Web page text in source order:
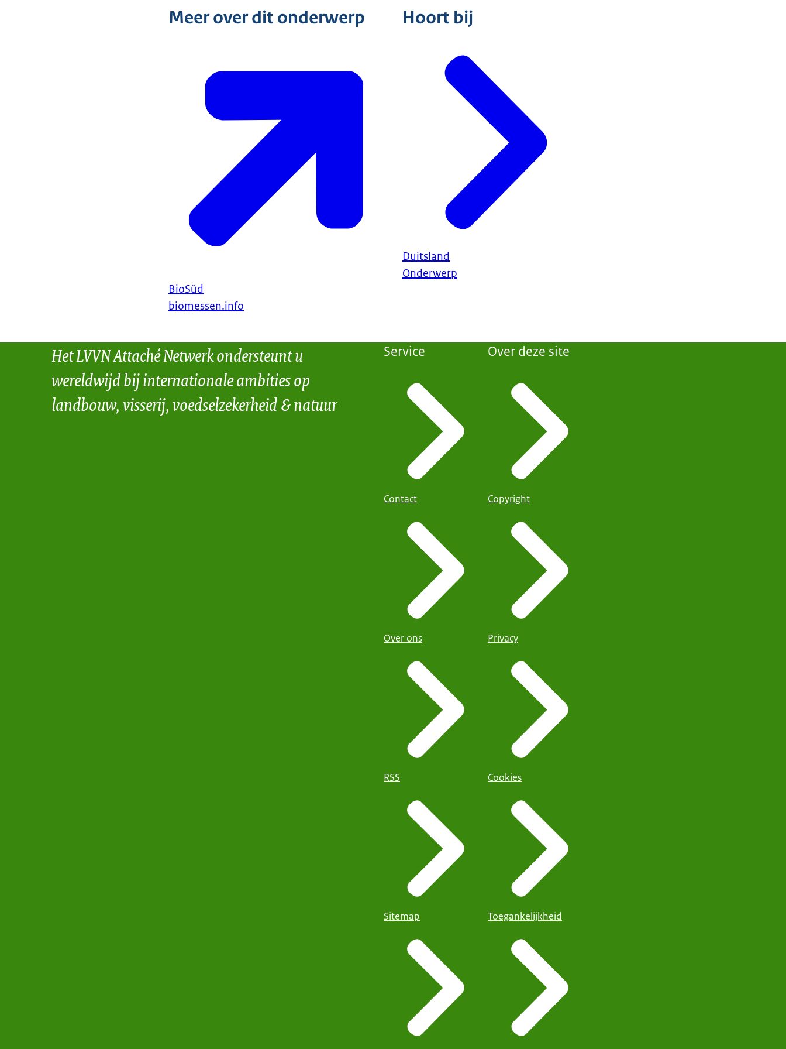
Meer over dit onderwerp
BioSüd
biomessen.info
Hoort bij
Duitsland
Onderwerp
Het LVVN Attaché Netwerk ondersteunt u
wereldwijd bij internationale ambities op
landbouw, visserij, voedselzekerheid & natuur
Service
Contact
Over ons
RSS
Sitemap
Over deze site
Copyright
Privacy
Cookies
Toegankelijkheid